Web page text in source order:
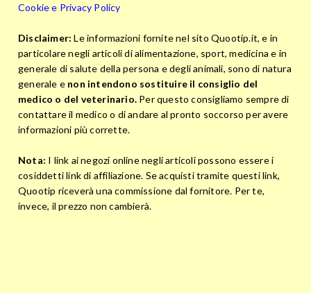
Cookie e Privacy Policy
Disclaimer: Le informazioni fornite nel sito Quootip.it, e in
particolare negli articoli di alimentazione, sport, medicina e in
generale di salute della persona e degli animali, sono di natura
generale e non intendono sostituire il consiglio del
medico o del veterinario. Per questo consigliamo sempre di
contattare il medico o di andare al pronto soccorso per avere
informazioni più corrette.
Nota: I link ai negozi online negli articoli possono essere i
cosiddetti link di affiliazione. Se acquisti tramite questi link,
Quootip riceverà una commissione dal fornitore. Per te,
invece, il prezzo non cambierà.